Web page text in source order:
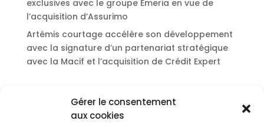
Gérer le consentement
aux cookies
exclusives avec le groupe Emeria en vue de
l’acquisition d’Assurimo
Artémis courtage accélère son développement
avec la signature d’un partenariat stratégique
avec la Macif et l’acquisition de Crédit Expert
Commentaires récents
Aucun commentaire à afficher.